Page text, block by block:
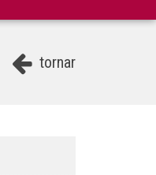
tornar